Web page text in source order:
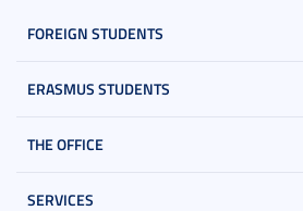
FOREIGN STUDENTS
ERASMUS STUDENTS
THE OFFICE
SERVICES